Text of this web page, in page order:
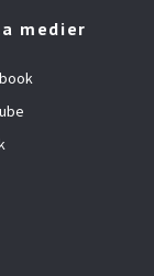
medier